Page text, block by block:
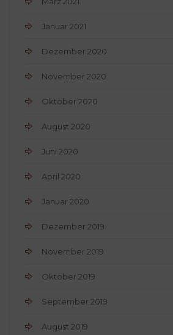
Januar 2021
Dezember 2020
November 2020
Oktober 2020
August 2020
Juni 2020
April 2020
Januar 2020
Dezember 2019
November 2019
Oktober 2019
September 2019
August 2019